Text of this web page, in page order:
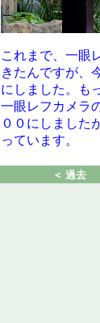
これまで、一眼
きたんですが、
にしました。も
一眼レフカメラ
００にしました
っています。
＜ 過去